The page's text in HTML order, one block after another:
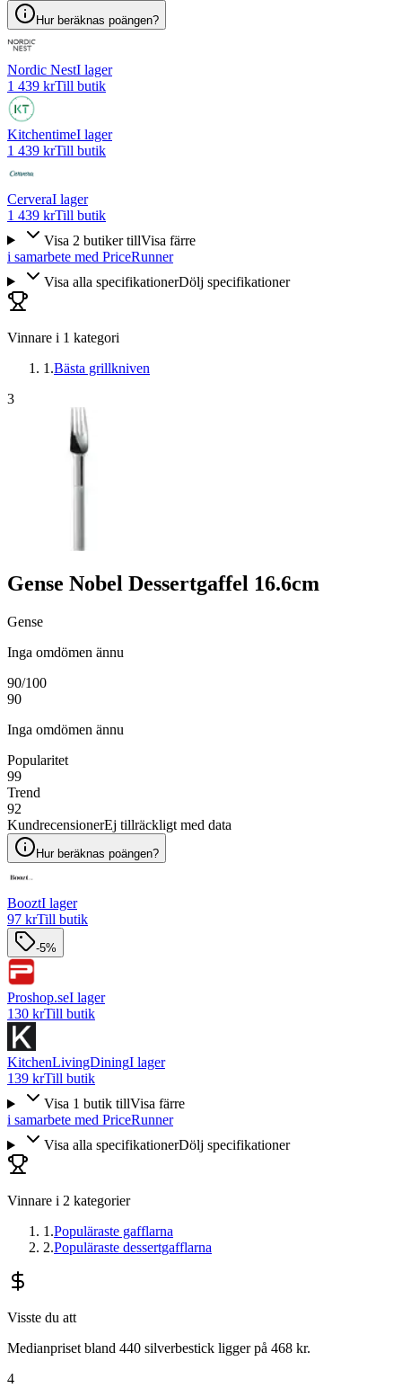
Hur beräknas poängen?
Nordic NestI lager
1 439 krTill butik
KitchentimeI lager
1 439 krTill butik
CerveraI lager
1 439 krTill butik
Visa 2 butiker tillVisa färre
i samarbete med PriceRunner
Visa alla specifikationerDölj specifikationer
Vinnare i 1 kategori
1 .Bästa grillkniven
3
Gense Nobel Dessertgaffel 16.6cm
Gense
Inga omdömen ännu
90/100
90
Inga omdömen ännu
Popularitet
99
Trend
92
KundrecensionerEj tillräckligt med data
Hur beräknas poängen?
BooztI lager
97 krTill butik
-5%
Proshop.seI lager
130 krTill butik
KitchenLivingDiningI lager
139 krTill butik
Visa 1 butik tillVisa färre
i samarbete med PriceRunner
Visa alla specifikationerDölj specifikationer
Vinnare i 2 kategorier
1 .Populäraste gafflarna
2.Populäraste dessertgafflarna
Visste du att
Medianpriset bland 440 silverbestick ligger på 468 kr.
4